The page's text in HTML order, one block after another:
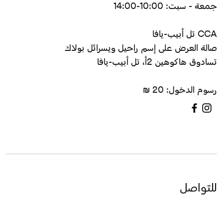
جمعة - سبت: 10:00-14:00
CCA تل أبيب-يافا
صالة العرض على إسم راحيل ويسرائل بولاك
تسادوق هاكوهين 2أ، تل أبيب-يافا
رسوم الدخول: 20 ₪
للتواصل